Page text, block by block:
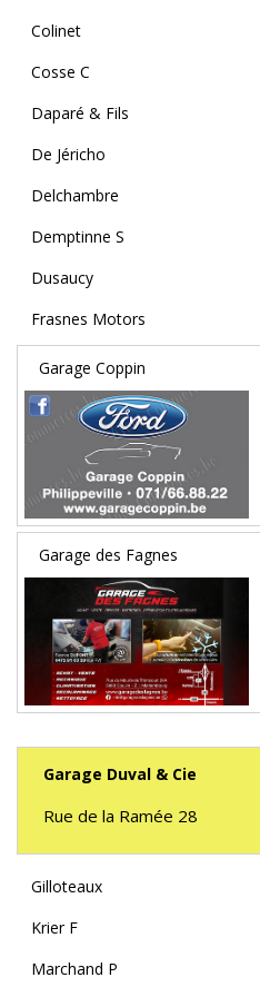
Colinet
Cosse C
Daparé & Fils
De Jéricho
Delchambre
Demptinne S
Dusaucy
Frasnes Motors
Garage Coppin
Garage des Fagnes
Garage Duval & Cie
Rue de la Ramée 28
Gilloteaux
Krier F
Marchand P